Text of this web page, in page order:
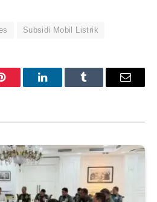
Subsidi Mobil Listrik
Pinterest LinkedInTumblr Email